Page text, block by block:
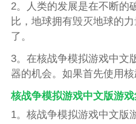
2。人类的发展是在不断的
比，地球拥有毁灭地球的
了。
3。在核战争模拟游戏中文
器的机会。如果首先使用核
核战争模拟游戏中文版游
1。核战争模拟游戏中文版